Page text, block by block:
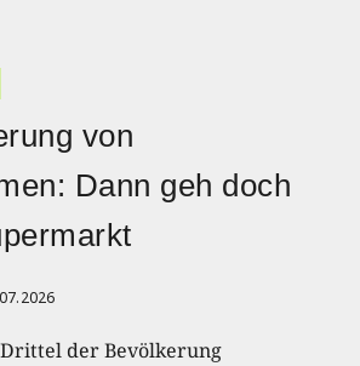
von
Dann geh doch
der Bevölkerung